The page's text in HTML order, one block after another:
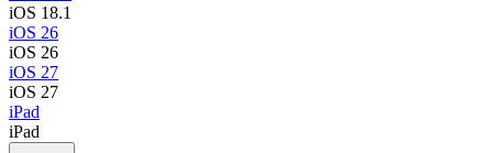
iOS 18.1
iOS 26
iOS 26
iOS 27
iOS 27
iPad
iPad